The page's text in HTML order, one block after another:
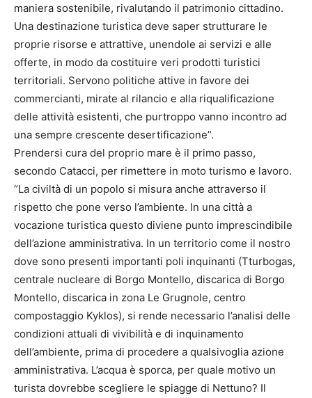
maniera sostenibile, rivalutando il patrimonio cittadino.
Una destinazione turistica deve saper strutturare le
proprie risorse e attrattive, unendole ai servizi e alle
offerte, in modo da costituire veri prodotti turistici
territoriali. Servono politiche attive in favore dei
commercianti, mirate al rilancio e alla riqualificazione
delle attività esistenti, che purtroppo vanno incontro ad
una sempre crescente desertificazione”.
Prendersi cura del proprio mare è il primo passo,
secondo Catacci, per rimettere in moto turismo e lavoro.
“La civiltà di un popolo si misura anche attraverso il
rispetto che pone verso l’ambiente. In una città a
vocazione turistica questo diviene punto imprescindibile
dell’azione amministrativa. In un territorio come il nostro
dove sono presenti importanti poli inquinanti (Tturbogas,
centrale nucleare di Borgo Montello, discarica di Borgo
Montello, discarica in zona Le Grugnole, centro
compostaggio Kyklos), si rende necessario l’analisi delle
condizioni attuali di vivibilità e di inquinamento
dell’ambiente, prima di procedere a qualsivoglia azione
amministrativa. L’acqua è sporca, per quale motivo un
turista dovrebbe scegliere le spiagge di Nettuno? Il